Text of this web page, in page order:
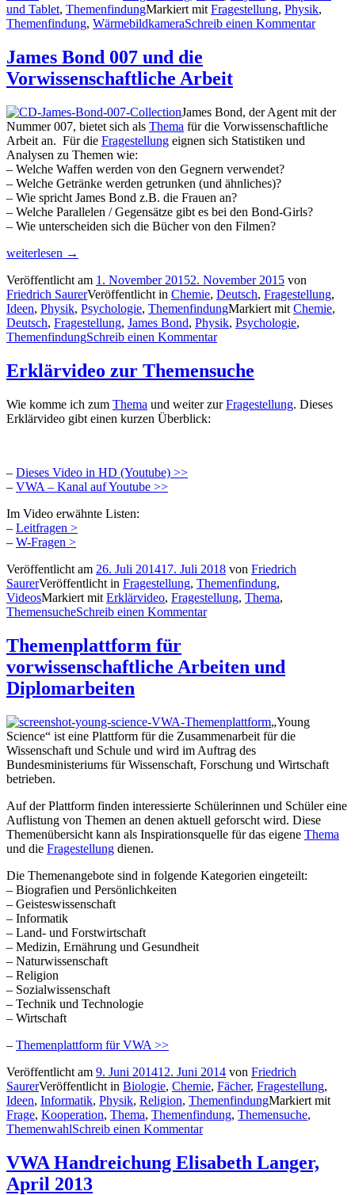
und Tablet, ThemenfindungMarkiert mitFragestellung, Physik,
Themenfindung, WärmebildkameraSchreib einen Kommentar
James Bond 007 und die
Vorwissenschaftliche Arbeit
James Bond, der Agent mit der
Nummer 007, bietet sich als Thema für die Vorwissenschaftliche
Arbeit an. Für die Fragestellung eignen sich Statistiken und
Analysen zu Themen wie:
– Welche Waffen werden von den Gegnern verwendet?
– Welche Getränke werden getrunken (und ähnliches)?
– Wie spricht James Bond z.B. die Frauen an?
– Welche Parallelen / Gegensätze gibt es bei den Bond-Girls?
– Wie unterscheiden sich die Bücher von den Filmen?
„James
007
und
die
Vorwissenschaftliche
Arbeit“
weiterlesen →
Veröffentlicht am 1. November 20152. November 2015 von
Friedrich SaurerVeröffentlicht in Chemie, Deutsch, Fragestellung,
Ideen, Physik, Psychologie, ThemenfindungMarkiert mit Chemie,
Deutsch, Fragestellung, James Bond, Physik, Psychologie,
ThemenfindungSchreib einen Kommentar
Erklärvideo zur Themensuche
Wie komme ich zum Thema und weiter zurFragestellung. Dieses
Erklärvideo gibt einen kurzen Überblick:
– Dieses Video in HD (Youtube) >>
– VWA – Kanal auf Youtube >>
Im Video erwähnte Listen:
– Leitfragen >
– W-Fragen >
Veröffentlicht am 26. Juli 201417. Juli 2018 von Friedrich
SaurerVeröffentlicht in Fragestellung, Themenfindung,
VideosMarkiert mit Erklärvideo, Fragestellung, Thema,
ThemensucheSchreib einen Kommentar
Themenplattform für
vorwissenschaftliche Arbeiten und
Diplomarbeiten
„Young
Science“ ist eine Plattform für die Zusammenarbeit für die
Wissenschaft und Schule und wird im Auftrag des
Bundesministeriums für Wissenschaft, Forschung und Wirtschaft
betrieben.
Auf der Plattform finden interessierte Schülerinnen und Schüler eine
Auflistung von Themen an denen aktuell geforscht wird. Diese
Themenübersicht kann als Inspirationsquelle für das eigene Thema
und die Fragestellung dienen.
Die Themenangebote sind in folgende Kategorien eingeteilt:
– Biografien und Persönlichkeiten
– Geisteswissenschaft
– Informatik
– Land- und Forstwirtschaft
– Medizin, Ernährung und Gesundheit
– Naturwissenschaft
– Religion
– Sozialwissenschaft
– Technik und Technologie
– Wirtschaft
– Themenplattform für VWA >>
Veröffentlicht am 9. Juni 201412. Juni 2014 von Friedrich
SaurerVeröffentlicht in Biologie, Chemie, Fächer, Fragestellung,
Ideen, Informatik, Physik, Religion, ThemenfindungMarkiert mit
Frage, Kooperation, Thema, Themenfindung, Themensuche,
ThemenwahlSchreib einen Kommentar
VWA Handreichung Elisabeth Langer,
April 2013